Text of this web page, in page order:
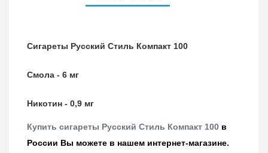
Сигареты Русский Стиль Компакт 100
Смола - 6 мг
Никотин - 0,9 мг
Купить сигареты Русский Стиль Компакт 100 в
России Вы можете в нашем интернет-магазине.